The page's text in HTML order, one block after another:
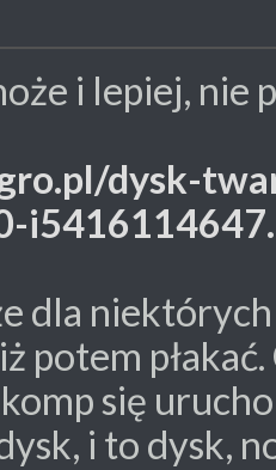
i lepiej, nie
dysk-
dla
potem płakać.
się
i to dysk,